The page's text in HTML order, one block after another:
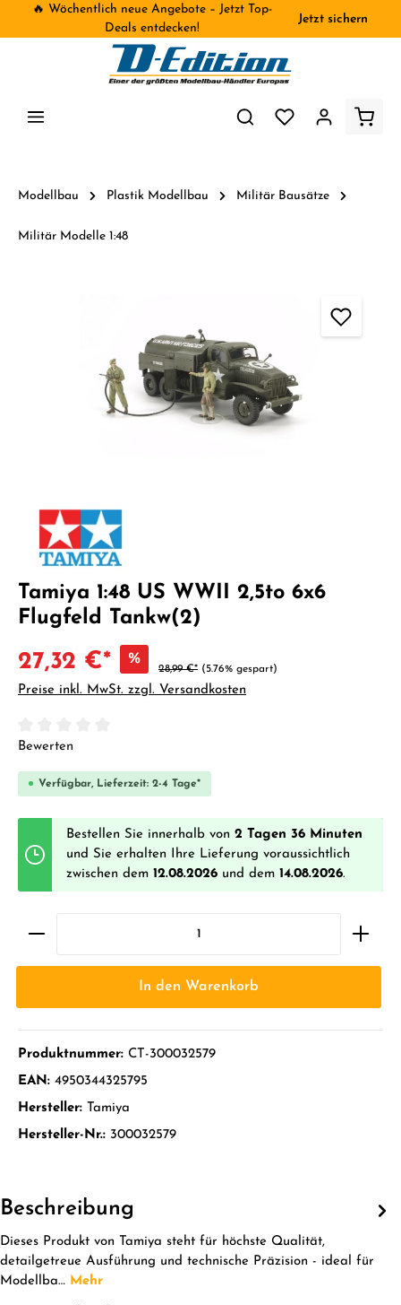
🔥 Wöchentlich neue Angebote – Jetzt Top-
Deals entdecken!
Jetzt sichern
Modellbau Plastik Modellbau Militär Bausätze
Militär Modelle 1:48
Tamiya 1:48 US WWII 2,5to 6x6
Flugfeld Tankw(2)
27,32 €* %
28,99 €* (5.76% gespart)
Preise inkl. MwSt. zzgl. Versandkosten
Durchschnittliche Bewertung von 0 von 5 Sternen
Bewerten
Verfügbar, Lieferzeit: 2-4 Tage*
Bestellen Sie innerhalb von 2 Tagen 36 Minuten
und Sie erhalten Ihre Lieferung voraussichtlich
zwischen dem 12.08.2026 und dem 14.08.2026.
In den Warenkorb
Produktnummer: CT-300032579
EAN: 4950344325795
Hersteller: Tamiya
Hersteller-Nr.: 300032579
Beschreibung
Dieses Produkt von Tamiya steht für höchste Qualität,
detailgetreue Ausführung und technische Präzision - ideal für
Modellba… Mehr